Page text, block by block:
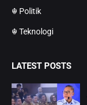
☬ Politik
☬ Teknologi
LATEST POSTS